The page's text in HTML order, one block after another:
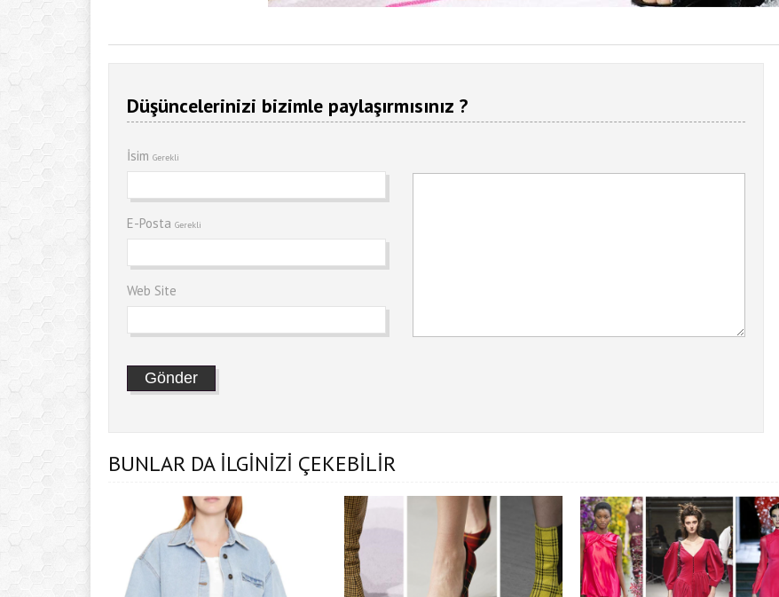
Düşüncelerinizi bizimle paylaşırmısınız ?
İsim Gerekli
E-Posta Gerekli
Web Site
BUNLAR DA İLGİNİZİ ÇEKEBİLİR